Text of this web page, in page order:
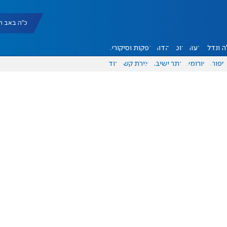
כ"ה באב תשפ"ו
ונדל"ן דעות אוכל יהדות הפקות וסיקורים
ספורט פורומים אתר ישיבה יצירת קשר עוד